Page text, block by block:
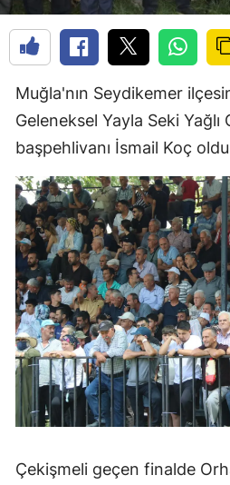
Muğla'nın Seydikemer
Geleneksel Yayla Seki Yağlı
başpehlivanı İsmail Koç
Çekişmeli geçen finalde